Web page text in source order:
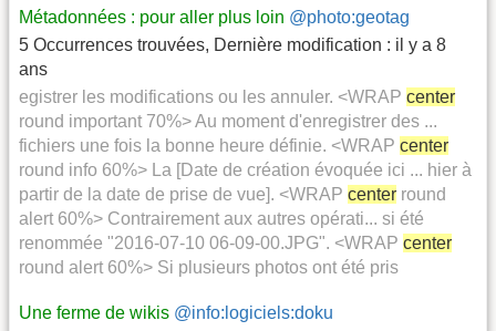
Métadonnées : pour aller plus loin @photo:geotag
5 Occurrences trouvées, Dernière modification : il y a 8
ans
egistrer les modifications ou les annuler. <WRAP center
round important 70%> Au moment d'enregistrer des ...
fichiers une fois la bonne heure définie. <WRAP center
round info 60%> La [Date de création évoquée ici ... hier à
partir de la date de prise de vue]. <WRAP center round
alert 60%> Contrairement aux autres opérati... si été
renommée "2016-07-10 06-09-00.JPG". <WRAP center
round alert 60%> Si plusieurs photos ont été pris
Une ferme de wikis @info:logiciels:doku